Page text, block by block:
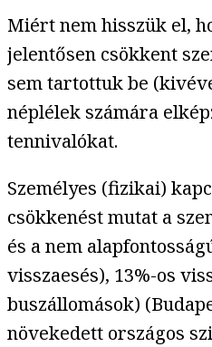
Miért nem hisszük el,
jelentősen csökkent
sem tartottuk be
néplélek számára
tennivalókat.
Személyes (fizikai)
csökkenést mutat a
és a nem
visszaesés), 13%-os
buszállomások)
növekedett országos